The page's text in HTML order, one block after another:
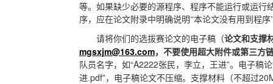
等。如果缺少必要的源程序、程序不能运行或运行
序，应在论文附录中明确说明“本论文没有用到程序
请将你们的选拔赛论文的电子稿（论文和支撑
mgsxjm@163.com， 不要使用超大附件或第三方
队员名字，如“A2222张民，李立，王进”。电子稿
进.pdf”，电子稿论文不压缩。支撑材料（不超过